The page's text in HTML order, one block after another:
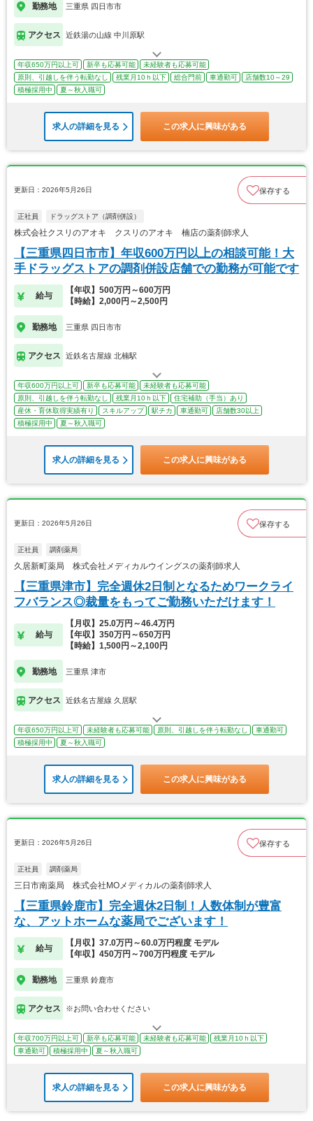
勤務地 三重県 四日市市
アクセス 近鉄湯の山線 中川原駅
年収650万円以上可 新卒も応募可能
未経験者も応募可能
原則、引越しを伴う転勤なし
残業月10ｈ以下 総合門前 車通勤可
店舗数10～29
積極採用中
夏～秋入職可
求人の詳細を見る この求人に興味がある
更新日：2026年5月26日 保存する
正社員 ドラッグストア（調剤併設）
株式会社クスリのアオキ クスリのアオキ 楠店の薬剤師求人
【三重県四日市市】年収600万円以上の相談可能！大
手ドラッグストアの調剤併設店舗での勤務が可能です
給与
【年収】500万円～600万円
【時給】2,000円～2,500円
勤務地 三重県 四日市市
アクセス 近鉄名古屋線 北楠駅
年収600万円以上可 新卒も応募可能
未経験者も応募可能
原則、引越しを伴う転勤なし
残業月10ｈ以下
住宅補助（手当）あり
産休・育休取得実績有り
スキルアップ 駅チカ 車通勤可
店舗数30以上
積極採用中
夏～秋入職可
求人の詳細を見る この求人に興味がある
更新日：2026年5月26日 保存する
正社員 調剤薬局
久居新町薬局 株式会社メディカルウイングスの薬剤師求人
【三重県津市】完全週休2日制となるためワークライ
フバランス◎裁量をもってご勤務いただけます！
給与
【月収】25.0万円～46.4万円
【年収】350万円～650万円
【時給】1,500円～2,100円
勤務地 三重県 津市
アクセス 近鉄名古屋線 久居駅
年収650万円以上可 未経験者も応募可能 原則、引越しを伴う転勤なし
車通勤可
積極採用中
夏～秋入職可
求人の詳細を見る この求人に興味がある
更新日：2026年5月26日 保存する
正社員 調剤薬局
三日市南薬局 株式会社MOメディカルの薬剤師求人
【三重県鈴鹿市】完全週休2日制！人数体制が豊富
な、アットホームな薬局でございます！
給与
【月収】37.0万円～60.0万円程度 モデル
【年収】450万円～700万円程度 モデル
勤務地 三重県 鈴鹿市
アクセス ※お問い合わせください
年収700万円以上可 新卒も応募可能 未経験者も応募可能
残業月10ｈ以下
車通勤可
積極採用中 夏～秋入職可
求人の詳細を見る この求人に興味がある